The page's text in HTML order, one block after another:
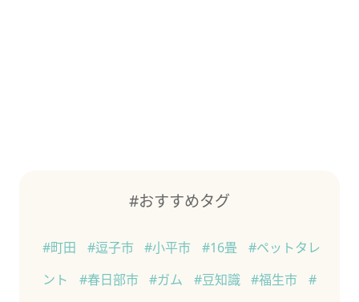
#おすすめタグ
#町田 #逗子市 #小平市 #16畳
#ペットタレ
ント
#春日部市 #ガム #豆知識 #福生市
#